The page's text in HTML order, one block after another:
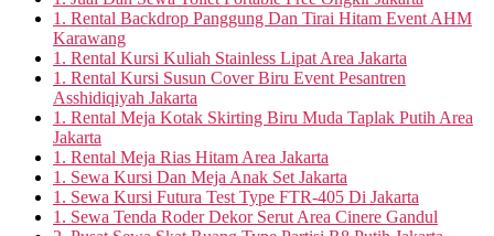
1. Rental Backdrop Panggung Dan Tirai Hitam Event AHM
Karawang
1. Rental Kursi Kuliah Stainless Lipat Area Jakarta
1. Rental Kursi Susun Cover Biru Event Pesantren
Asshidiqiyah Jakarta
1. Rental Meja Kotak Skirting Biru Muda Taplak Putih Area
Jakarta
1. Rental Meja Rias Hitam Area Jakarta
1. Sewa Kursi Dan Meja Anak Set Jakarta
1. Sewa Kursi Futura Test Type FTR-405 Di Jakarta
1. Sewa Tenda Roder Dekor Serut Area Cinere Gandul